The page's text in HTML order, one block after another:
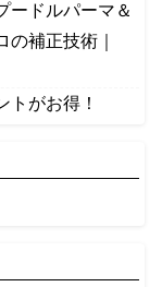
ードルパーマ＆
補正技術｜
トがお得！